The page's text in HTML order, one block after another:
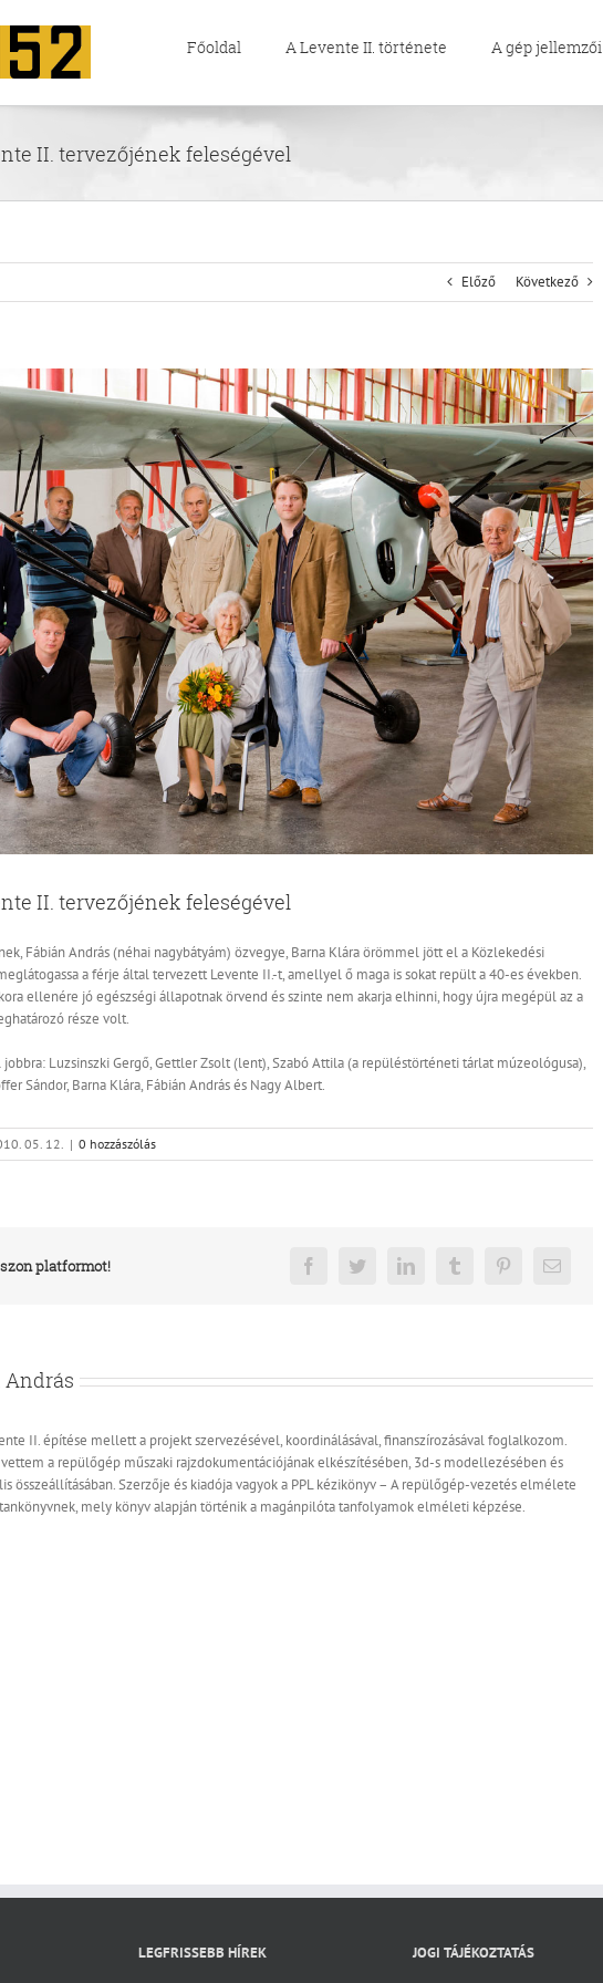
Főoldal A Levente II. története A gép jellemzői
II. tervezőjének feleségével
Előző Következő
II. tervezőjének feleségével
Fábián András (néhai nagybátyám) özvegye, Barna Klára örömmel jött el a Közlekedési
a férje által tervezett Levente II.-t, amellyel ő maga is sokat repült a 40-es években.
ellenére jó egészségi állapotnak örvend és szinte nem akarja elhinni, hogy újra megépül az a
része volt.
Luzsinszki Gergő, Gettler Zsolt (lent), Szabó Attila (a repüléstörténeti tárlat múzeológusa),
Sándor, Barna Klára, Fábián András és Nagy Albert.
05. 12. | 0 hozzászólás
platformot! FacebookTwitterLinkedInTumblrPinterestEmail:
András
II. építése mellett a projekt szervezésével, koordinálásával, finanszírozásával foglalkozom.
vettem a repülőgép műszaki rajzdokumentációjának elkészítésében, 3d-s modellezésében és
összeállításában. Szerzője és kiadója vagyok a PPL kézikönyv – A repülőgép-vezetés elmélete
mely könyv alapján történik a magánpilóta tanfolyamok elméleti képzése.
LEGFRISSEBB HÍREK JOGI TÁJÉKOZTATÁS